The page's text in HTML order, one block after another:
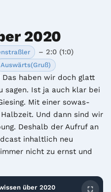
2020
– 2:0 (1:0)
Auswärts(Gruß)
Das haben wir doch glatt
sagen. Ist ja auch klar bei
Mit einer sowas-
Und dann sind wir
Deshalb der Aufruf an
inhaltlich neu
nicht zu ernst und
über 2020